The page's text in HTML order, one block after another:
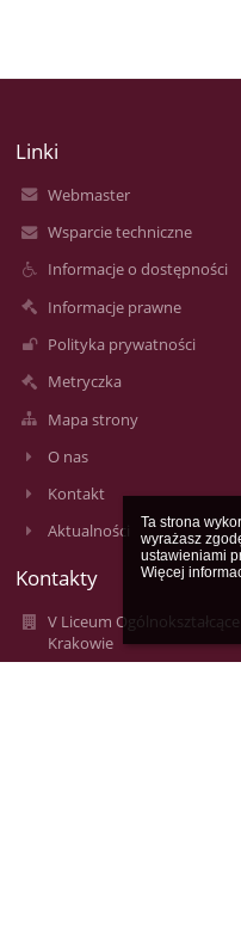
Ta strona
wyrażasz
ustawieniami
Więcej
Linki
Webmaster
Wsparcie techniczne
Informacje o dostępności
Informacje prawne
Polityka prywatności
Metryczka
Mapa strony
O nas
Kontakt
Aktualności
Kontakty
V Liceum
Krakowie